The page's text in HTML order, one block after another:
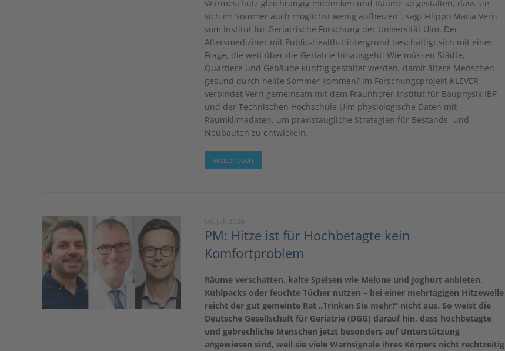
Wärmeschutz gleichrangig mitdenken und Räume so gestalten, dass sie
sich im Sommer auch möglichst wenig aufheizen“, sagt Filippo Maria Verri
vom Institut für Geriatrische Forschung der Universität Ulm. Der
Altersmediziner mit Public-Health-Hintergrund beschäftigt sich mit einer
Frage, die weit über die Geriatrie hinausgeht: Wie müssen Städte,
Quartiere und Gebäude künftig gestaltet werden, damit ältere Menschen
gesund durch heiße Sommer kommen? Im Forschungsprojekt KLEVER
verbindet Verri gemeinsam mit dem Fraunhofer-Institut für Bauphysik IBP
und der Technischen Hochschule Ulm physiologische Daten mit
Raumklimadaten, um praxistaugliche Strategien für Bestands- und
Neubauten zu entwickeln.
weiterlesen
PM: Hitze ist für Hochbetagte kein
Komfortproblem
Räume verschatten, kalte Speisen wie Melone und Joghurt anbieten,
Kühlpacks oder feuchte Tücher nutzen – bei einer mehrtägigen Hitzewelle
reicht der gut gemeinte Rat „Trinken Sie mehr!“ nicht aus. So weist die
Deutsche Gesellschaft für Geriatrie (DGG) darauf hin, dass hochbetagte
und gebrechliche Menschen jetzt besonders auf Unterstützung
angewiesen sind, weil sie viele Warnsignale ihres Körpers nicht rechtzeitig